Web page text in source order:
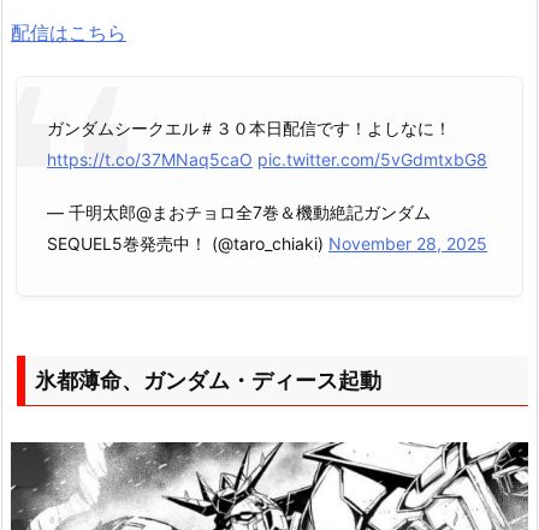
配信はこちら
ガンダムシークエル＃３０本日配信です！よしなに！
https://t.co/37MNaq5caO pic.twitter.com/5vGdmtxbG8
— 千明太郎@まおチョロ全7巻＆機動絶記ガンダム
SEQUEL5巻発売中！ (@taro_chiaki) November 28, 2025
氷都薄命、ガンダム・ディース起動